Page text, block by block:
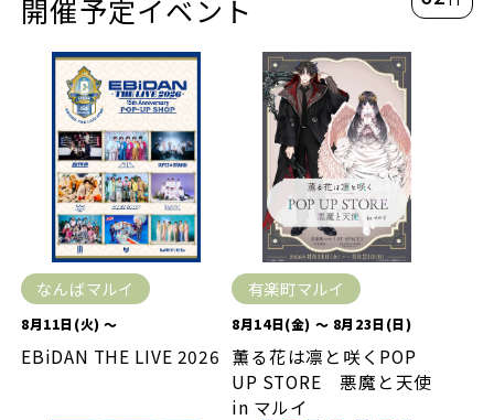
開催予定イベント
なんばマルイ
8月11日(火) ～
EBiDAN THE LIVE 2026
有楽町マルイ
8月14日(金) ～ 8月23日(日)
薫る花は凛と咲くPOP
UP STORE 悪魔と天使
in マルイ